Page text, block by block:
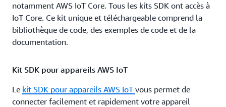
notamment AWS IoT Core. Tous les kits SDK ont accès à
IoT Core. Ce kit unique et téléchargeable comprend la
bibliothèque de code, des exemples de code et de la
documentation.
Kit SDK pour appareils AWS IoT
Le kit SDK pour appareils AWS IoT vous permet de
connecter facilement et rapidement votre appareil